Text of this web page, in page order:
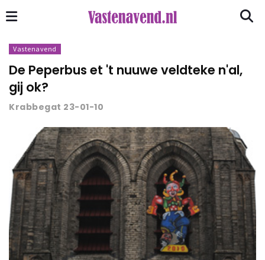
Vastenavend
De Peperbus et 't nuuwe veldteke n'al,
gij ok?
Krabbegat 23-01-10